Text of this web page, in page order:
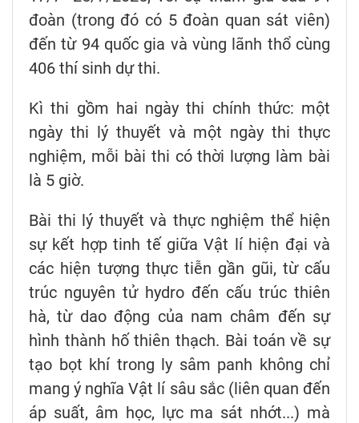
đoàn (trong đó có 5 đoàn quan sát viên)
đến từ 94 quốc gia và vùng lãnh thổ cùng
406 thí sinh dự thi.
Kì thi gồm hai ngày thi chính thức: một
ngày thi lý thuyết và một ngày thi thực
nghiệm, mỗi bài thi có thời lượng làm bài
là 5 giờ.
Bài thi lý thuyết và thực nghiệm thể hiện
sự kết hợp tinh tế giữa Vật lí hiện đại và
các hiện tượng thực tiễn gần gũi, từ cấu
trúc nguyên tử hydro đến cấu trúc thiên
hà, từ dao động của nam châm đến sự
hình thành hố thiên thạch. Bài toán về sự
tạo bọt khí trong ly sâm panh không chỉ
mang ý nghĩa Vật lí sâu sắc (liên quan đến
áp suất, âm học, lực ma sát nhớt...) mà